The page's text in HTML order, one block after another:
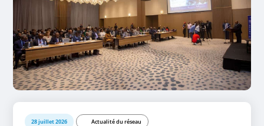
28 juillet 2026 Actualité du réseau